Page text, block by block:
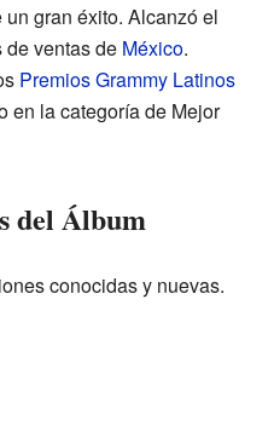
un gran éxito. Alcanzó el
de ventas de México.
Premios Grammy Latinos
en la categoría de Mejor
del Álbum
conocidas y nuevas.